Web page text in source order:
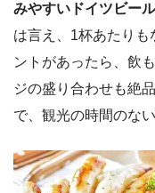
みやすいドイツビール
は言え、1杯あたり
ントがあったら、飲
ジの盛り合わせも絶
で、観光の時間のな